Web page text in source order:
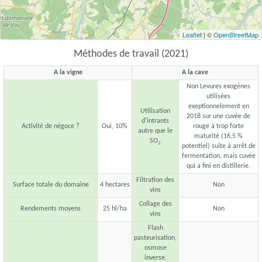
Leaflet | ©OpenStreetMap
Méthodes de travail (2021)
A la vigne A la cave
Activité de négoce ? Oui, 10%
Utilisation
d'intrants
autre que le
SO2
Non Levures exogènes
utilisées
exeptionnelement en
2018 sur une cuvée de
rouge à trop forte
maturité (16,5 %
potentiel) suite à arrêt de
fermentation, mais cuvée
qui a fini en distillerie.
Surface totale du domaine 4 hectares
Filtration des
vins
Non
Rendements moyens 25 hl/ha
Collage des
vins
Non
Flash
pasteurisation,
osmose
inverse,